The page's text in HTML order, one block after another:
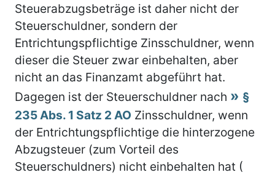
Steuerabzugsbeträge ist daher nicht der
Steuerschuldner, sondern der
Entrichtungspflichtige Zinsschuldner, wenn
dieser die Steuer zwar einbehalten, aber
nicht an das Finanzamt abgeführt hat.
Dagegen ist der Steuerschuldner nach
§
235 Abs. 1 Satz 2 AO Zinsschuldner, wenn
der Entrichtungspflichtige die hinterzogene
Abzugsteuer (zum Vorteil des
Steuerschuldners) nicht einbehalten hat (